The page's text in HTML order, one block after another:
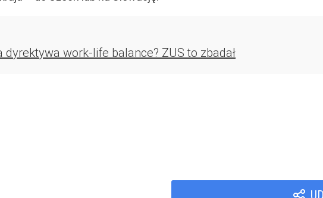
dyrektywa work-life balance? ZUS to zbadał